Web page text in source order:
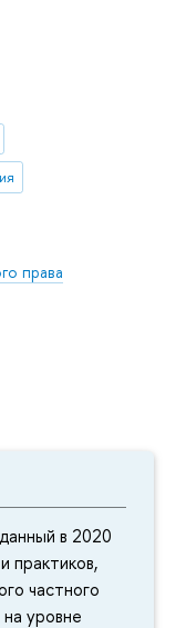
в 2020
практиков,
частного
уровне
права